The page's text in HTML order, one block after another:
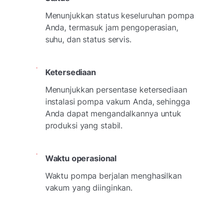
Menunjukkan status keseluruhan pompa
Anda, termasuk jam pengoperasian,
suhu, dan status servis.
Ketersediaan
Menunjukkan persentase ketersediaan
instalasi pompa vakum Anda, sehingga
Anda dapat mengandalkannya untuk
produksi yang stabil.
Waktu operasional
Waktu pompa berjalan menghasilkan
vakum yang diinginkan.